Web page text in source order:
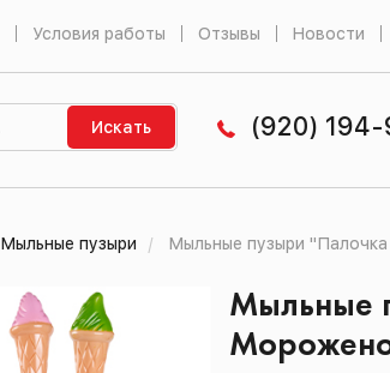
Условия работы Отзывы Новости
Искать (920)
Мыльные пузыри Мыльные пузыри
Мыльные